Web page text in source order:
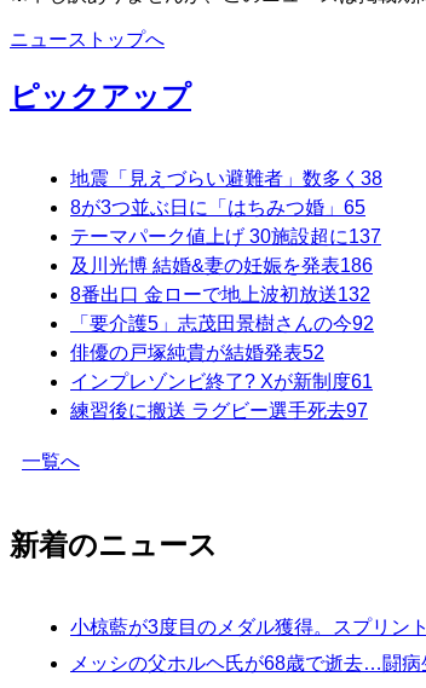
ニューストップへ
ピックアップ
地震「見えづらい避難者」数多く 38
8が3つ並ぶ日に「はちみつ婚」 65
テーマパーク値上げ 30施設超に137
及川光博 結婚&妻の妊娠を発表186
8番出口 金ローで地上波初放送132
「要介護5」志茂田景樹さんの今92
俳優の戸塚純貴が結婚発表52
インプレゾンビ終了? Xが新制度61
練習後に搬送 ラグビー選手死去97
一覧へ
新着のニュース
小椋藍が3度目のメダル獲得。スプリン
メッシの父ホルヘ氏が68歳で逝去…闘